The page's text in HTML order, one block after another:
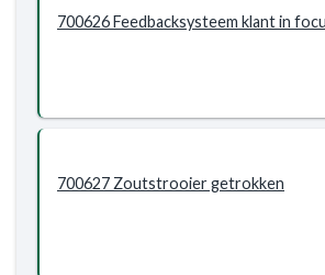
700626 Feedbacksysteem klant in
700627 Zoutstrooier getrokken